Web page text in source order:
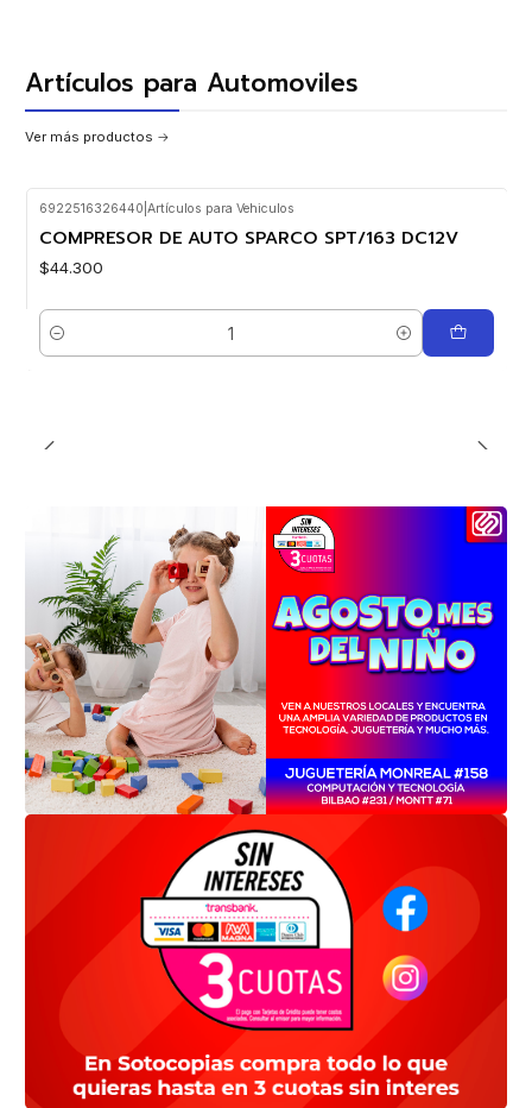
Artículos para Automoviles
Ver más productos
6922516326440 Artículos para Vehiculos
COMPRESOR DE AUTO SPARCO SPT/163 DC12V
$44.300
Cantidad